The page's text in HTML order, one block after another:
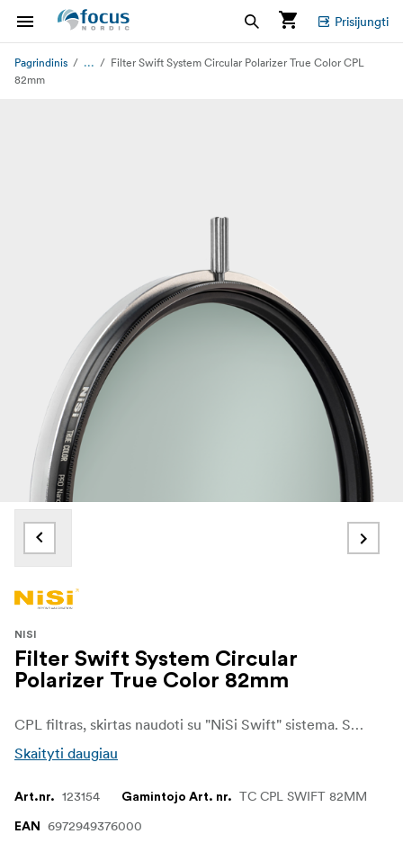
Prisijungti
Pagrindinis ...
Filter Swift System Circular Polarizer True Color CPL
82mm
NISI
Filter Swift System Circular
Polarizer True Color 82mm
CPL filtras, skirtas naudoti su "NiSi Swift" sistema. Suteikia tikras spalvas be šildančio atspalvio, kuris pastebimas naudojant daugelį kitų CPL filtrų.
Skaityti daugiau
Art.nr. 123154 Gamintojo Art. nr. TC CPL SWIFT 82MM
EAN 6972949376000